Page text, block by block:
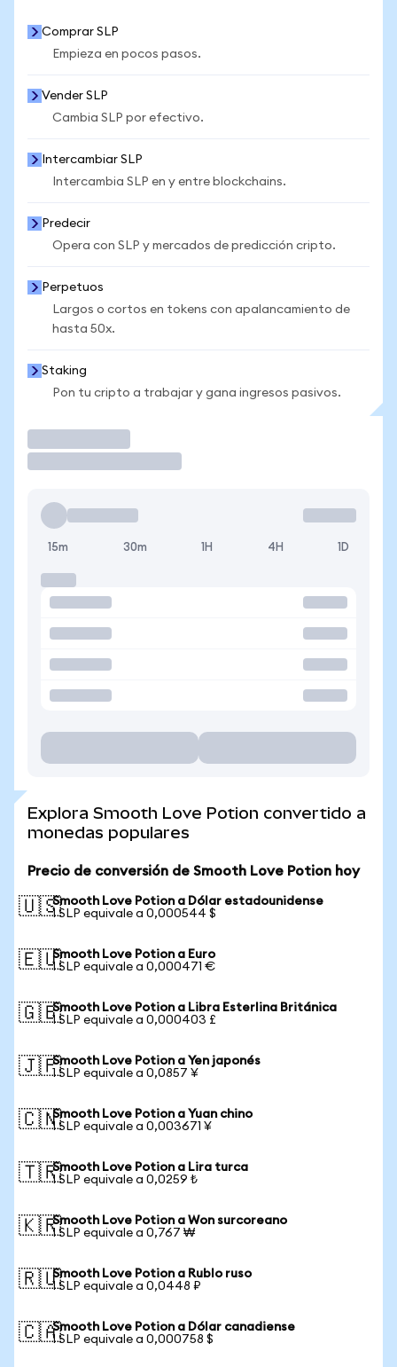
Comprar SLP
Empieza en pocos pasos.
Vender SLP
Cambia SLP por efectivo.
Intercambiar SLP
Intercambia SLP en y entre blockchains.
Predecir
Opera con SLP y mercados de predicción cripto.
Perpetuos
Largos o cortos en tokens con apalancamiento de
hasta 50x.
Staking
Pon tu cripto a trabajar y gana ingresos pasivos.
15m 30m 1H 4H 1D
Explora Smooth Love Potion convertido a
monedas populares
Precio de conversión de Smooth Love Potion hoy
🇺🇸Smooth Love Potion a Dólar estadounidense
1 SLP equivale a 0,000544 $
🇪🇺Smooth Love Potion a Euro
1 SLP equivale a 0,000471 €
🇬🇧Smooth Love Potion a Libra Esterlina Británica
1 SLP equivale a 0,000403 £
🇯🇵Smooth Love Potion a Yen japonés
1 SLP equivale a 0,0857 ¥
🇨🇳Smooth Love Potion a Yuan chino
1 SLP equivale a 0,003671 ¥
🇹🇷Smooth Love Potion a Lira turca
1 SLP equivale a 0,0259 ₺
🇰🇷Smooth Love Potion a Won surcoreano
1 SLP equivale a 0,767 ₩
🇷🇺Smooth Love Potion a Rublo ruso
1 SLP equivale a 0,0448 ₽
🇨🇦Smooth Love Potion a Dólar canadiense
1 SLP equivale a 0,000758 $